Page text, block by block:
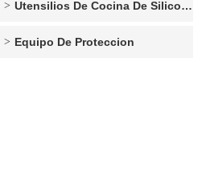
Utensilios De Cocina De Silicona
Equipo De Proteccion